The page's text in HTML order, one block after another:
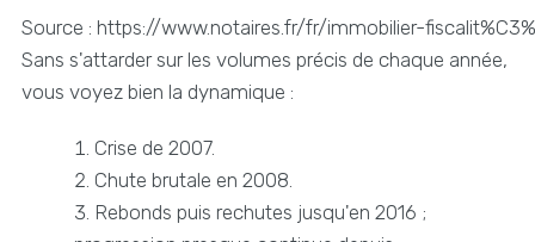
Source : https://www.notaires.fr/fr/immobilier-
Sans s'attarder sur les volumes précis de chaque année,
vous voyez bien la dynamique :
Crise de 2007.
Chute brutale en 2008.
Rebonds puis rechutes jusqu'en 2016 ;